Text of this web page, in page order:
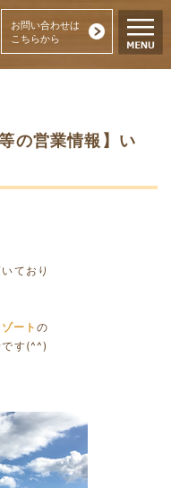
お問い合わせは
こちらから
の営業情報】い
ており
ートの
す(^^)